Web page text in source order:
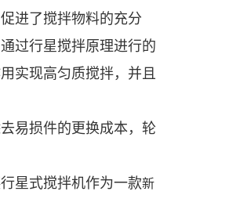
进了搅拌物料的充分
过行星搅拌原理进行的
实现高匀质搅拌，并且
易损件的更换成本，轮
星式搅拌机作为一款新